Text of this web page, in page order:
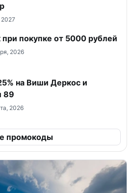
покупке от 5000 рублей
2026
на Виши Деркос и
89
2026
промокоды